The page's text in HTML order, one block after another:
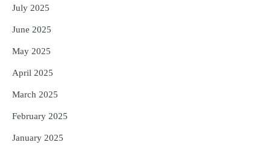
July 2025
June 2025
May 2025
April 2025
March 2025
February 2025
January 2025